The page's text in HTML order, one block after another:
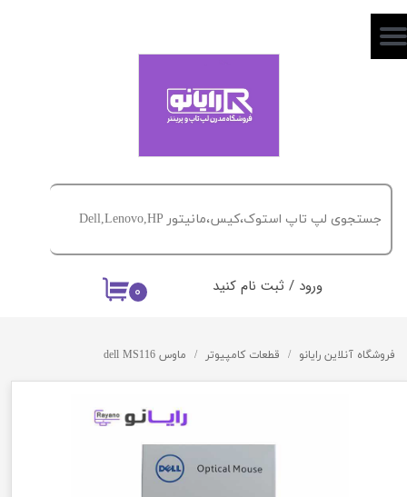
۰ ورود / ثبت نام کنید
حساب کاربری من
خروج از حساب کاربری
فروشگاه آنلاین رایانو قطعات کامپیوتر ماوس dell MS116